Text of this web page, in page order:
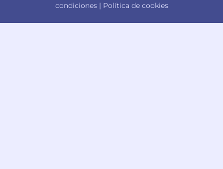
condiciones| Política de cookies